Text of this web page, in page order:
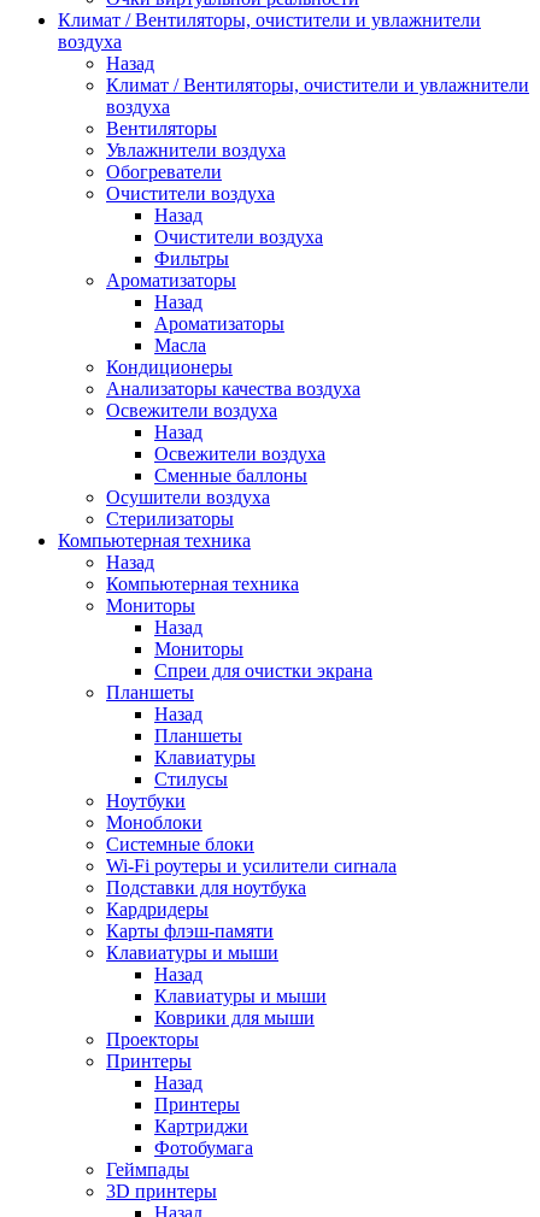
Климат / Вентиляторы, очистители и увлажнители
воздуха
Назад
Климат / Вентиляторы, очистители и увлажнители
воздуха
Вентиляторы
Увлажнители воздуха
Обогреватели
Очистители воздуха
Назад
Очистители воздуха
Фильтры
Ароматизаторы
Назад
Ароматизаторы
Масла
Кондиционеры
Анализаторы качества воздуха
Освежители воздуха
Назад
Освежители воздуха
Сменные баллоны
Осушители воздуха
Стерилизаторы
Компьютерная техника
Назад
Компьютерная техника
Мониторы
Назад
Мониторы
Спреи для очистки экрана
Планшеты
Назад
Планшеты
Клавиатуры
Стилусы
Ноутбуки
Моноблоки
Системные блоки
Wi-Fi роутеры и усилители сиrнала
Подставки для ноутбука
Кардридеры
Карты флэш-памяти
Клавиатуры и мыши
Назад
Клавиатуры и мыши
Коврики для мыши
Проекторы
Принтеры
Назад
Принтеры
Картриджи
Фотобумага
Геймпады
3D принтеры
Назад